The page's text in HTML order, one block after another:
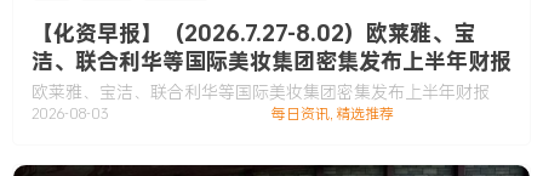
【化资早报】（2026.7.27-8.02）欧莱雅、宝
洁、联合利华等国际美妆集团密集发布上半年财报
欧莱雅、宝洁、联合利华等国际美妆集团密集发布上半年财报
2026-08-03 每日资讯,精选推荐